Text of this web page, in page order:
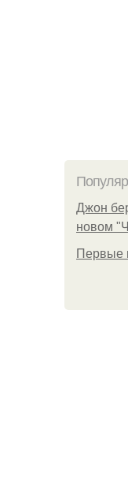
Джон
новом
Первые